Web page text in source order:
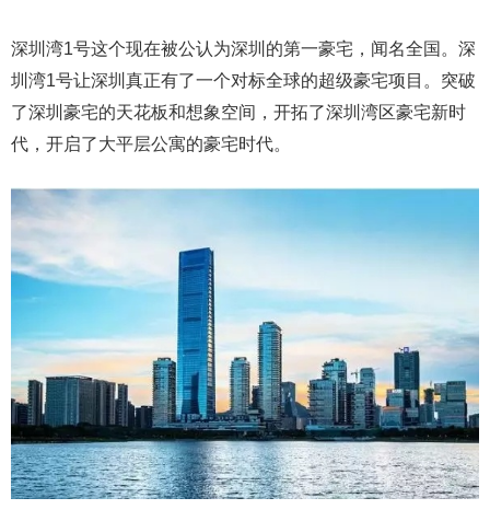
深圳湾1号这个现在被公认为深圳的第一豪宅，闻名全国。深
圳湾1号让深圳真正有了一个对标全球的超级豪宅项目。突破
了深圳豪宅的天花板和想象空间，开拓了深圳湾区豪宅新时
代，开启了大平层公寓的豪宅时代。